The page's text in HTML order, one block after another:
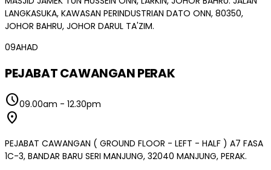
LANGKASUKA, KAWASAN PERINDUSTRIAN DATO ONN, 80350,
JOHOR BAHRU, JOHOR DARUL TA'ZIM.
09AHAD
PEJABAT CAWANGAN PERAK
schedule09.00am - 12.30pm
location_on
PEJABAT CAWANGAN ( GROUND FLOOR - LEFT - HALF ) A7 FASA
1C-3, BANDAR BARU SERI MANJUNG, 32040 MANJUNG, PERAK.